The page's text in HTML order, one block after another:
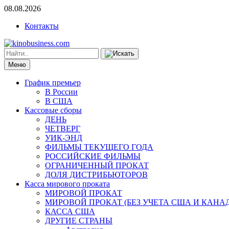
08.08.2026
Контакты
Меню
График премьер
В России
В США
Кассовые сборы
ДЕНЬ
ЧЕТВЕРГ
УИК-ЭНД
ФИЛЬМЫ ТЕКУЩЕГО ГОДА
РОССИЙСКИЕ ФИЛЬМЫ
ОГРАНИЧЕННЫЙ ПРОКАТ
ДОЛЯ ДИСТРИБЬЮТОРОВ
Касса мирового проката
МИРОВОЙ ПРОКАТ
МИРОВОЙ ПРОКАТ (БЕЗ УЧЕТА США И
КАССА США
ДРУГИЕ СТРАНЫ